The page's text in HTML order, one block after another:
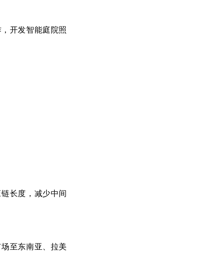
开发智能庭院照
长度，减少中间
至东南亚、拉美